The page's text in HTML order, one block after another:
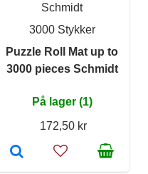
Schmidt
3000 Stykker
Puzzle Roll Mat up to
3000 pieces Schmidt
På lager (1)
172,50 kr